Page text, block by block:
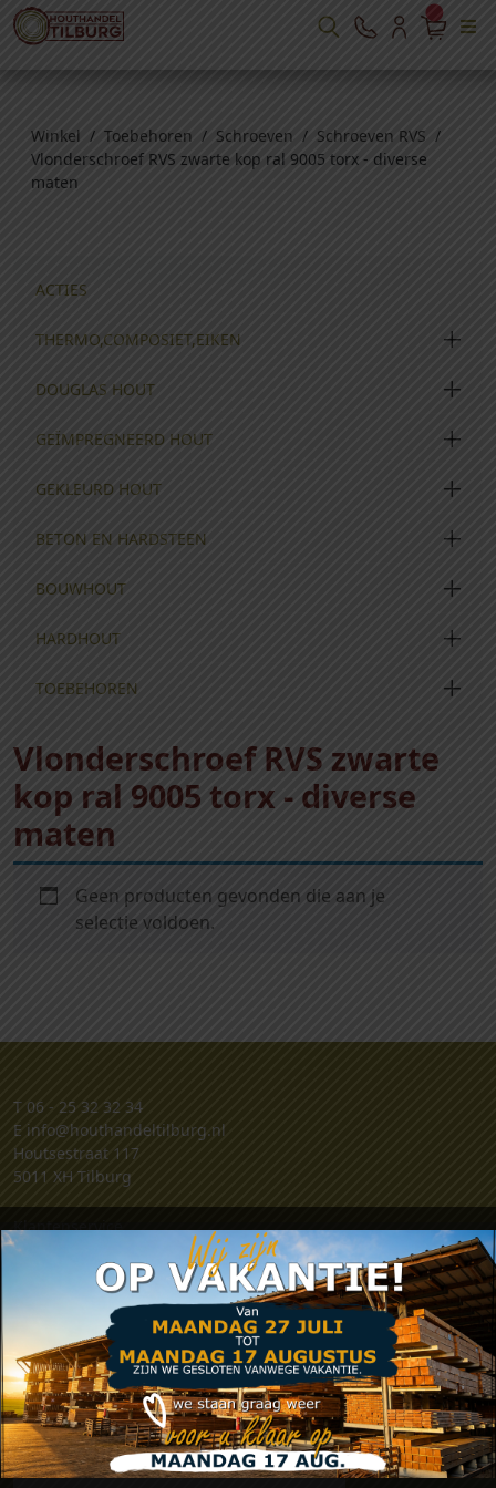
Winkel / Toebehoren / Schroeven / Schroeven RVS /
Vlonderschroef RVS zwarte kop ral 9005 torx - diverse
maten
ACTIES
THERMO,COMPOSIET,EIKEN
DOUGLAS HOUT
GEÏMPREGNEERD HOUT
GEKLEURD HOUT
BETON EN HARDSTEEN
BOUWHOUT
HARDHOUT
TOEBEHOREN
Vlonderschroef RVS zwarte
kop ral 9005 torx - diverse
maten
Geen producten gevonden die aan je
selectie voldoen.
T 06 - 25 32 32 34
E info@houthandeltilburg.nl
Houtsestraat 117
5011 XH Tilburg
Klantenservice
Retouren
Contact
Algemene voorwaarden
Privacy verklaring
Zakelijk account aanvragen
.